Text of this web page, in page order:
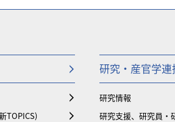
TOPICS)
研究・産官学連
研究情報
研究支援、研究員・